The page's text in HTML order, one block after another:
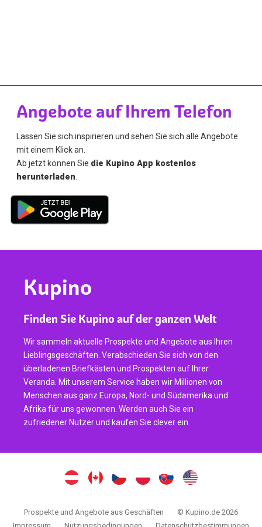
Angebote auf Ihrem Telefon
Lassen Sie sich inspirieren und sehen Sie sich alle Angebote
mit einem Klick an.
Ab jetzt können Sie die Kupino App kostenlos
herunterladen
Kupino
Finden Sie Kupino auf der ganzen Welt
Wir sammeln aktuelle Prospekte und Angebote aus Ihren
Lieblingsgeschäften. Verabschieden Sie sich von den
überladenen Briefkästen und Prospekten auf Ihrer
Veranda. Mit unserem Service haben wir Millionen von
Menschen aus ganz Europa, Nord- und Südamerika und
Afrika für uns gewonnen. Werden auch Sie ein
zufriedener Nutzer und kaufen Sie clever ein.
Prospekte und Angebote aus Geschäften
© Kupino.de 2026